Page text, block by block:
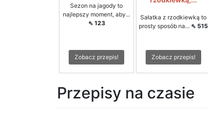
Sezon na jagody to
najlepszy moment, aby...
⇖ 123
Zobacz przepis!
Sałatka z rzodkiewką to
prosty sposób na... ⇖ 515
Zobacz przepis!
Przepisy na czasie